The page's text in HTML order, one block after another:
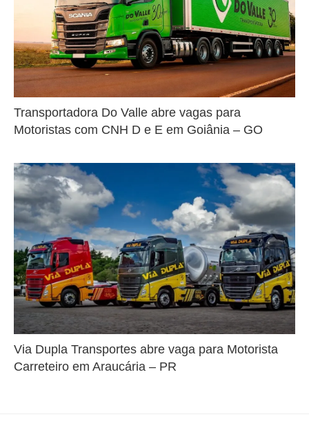
Transportadora Do Valle abre vagas para
Motoristas com CNH D e E em Goiânia – GO
Via Dupla Transportes abre vaga para Motorista
Carreteiro em Araucária – PR